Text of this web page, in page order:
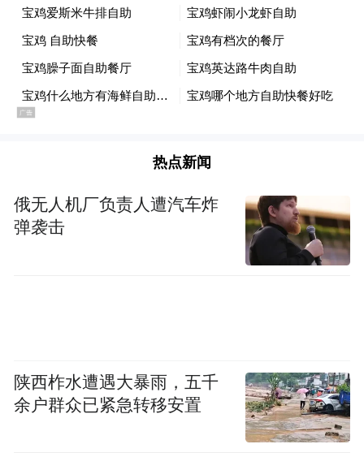
热点新闻
俄无人机厂负责人遭汽车炸
弹袭击
陕西柞水遭遇大暴雨，五千
余户群众已紧急转移安置